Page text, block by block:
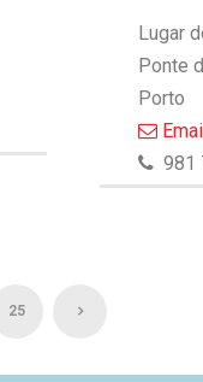
Lugar
Ponte
Porto
981
25